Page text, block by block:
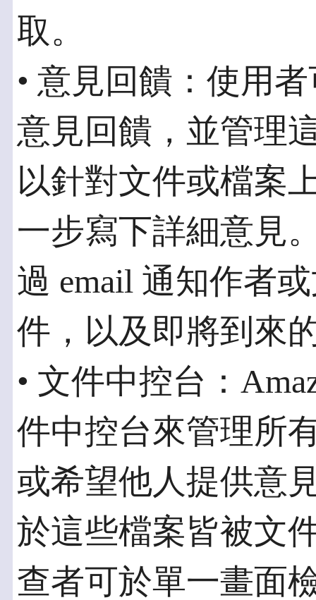
取。
• 意見回饋：使用
意見回饋，並管理
以針對文件或檔案
一步寫下詳細意見
過 email 通知作者
件，以及即將到來
• 文件中控台：
件中控台來管理所
或希望他人提供意
於這些檔案皆被文
查者可於單一畫面